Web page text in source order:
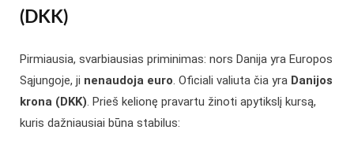
(DKK)
Pirmiausia, svarbiausias priminimas: nors Danija yra Europos
Sąjungoje, ji nenaudoja euro. Oficiali valiuta čia yra Danijos
krona (DKK). Prieš kelionę pravartu žinoti apytikslį kursą,
kuris dažniausiai būna stabilus: